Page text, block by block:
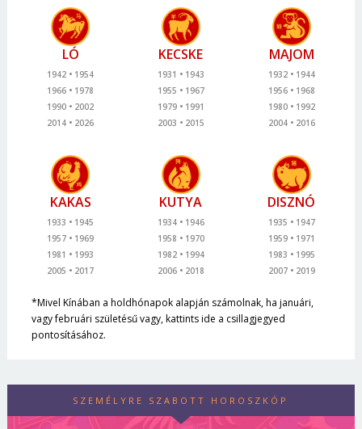
LÓ
1942
1954
1966
1978
1990
2002
2014
2026
KECSKE
1931
1943
1955
1967
1979
1991
2003
2015
MAJOM
1932
1944
1956
1968
1980
1992
2004
2016
KAKAS
1933
1945
1957
1969
1981
1993
2005
2017
KUTYA
1934
1946
1958
1970
1982
1994
2006
2018
DISZNÓ
1935
1947
1959
1971
1983
1995
2007
2019
*Mivel Kínában a holdhónapok alapján számolnak, ha januári,
vagy februári születésű vagy, kattints ide a csillagjegyed
pontosításához.
SZEMÉLYRE SZABOTT HOROSZKÓP